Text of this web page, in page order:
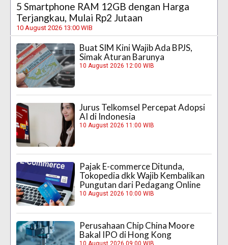
5 Smartphone RAM 12GB dengan Harga
Terjangkau, Mulai Rp2 Jutaan
10 August 2026 13:00 WIB
Buat SIM Kini Wajib Ada BPJS,
Simak Aturan Barunya
10 August 2026 12:00 WIB
Jurus Telkomsel Percepat Adopsi
AI di Indonesia
10 August 2026 11:00 WIB
Pajak E-commerce Ditunda,
Tokopedia dkk Wajib Kembalikan
Pungutan dari Pedagang Online
10 August 2026 10:00 WIB
Perusahaan Chip China Moore
Bakal IPO di Hong Kong